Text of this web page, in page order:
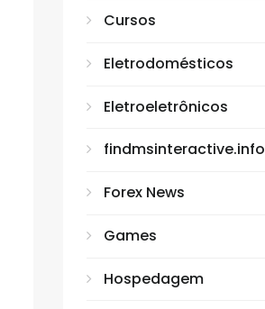
Cursos
Eletrodomésticos
Eletroeletrônicos
findmsinteractive.info
Forex News
Games
Hospedagem